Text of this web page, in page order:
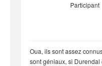
Participant
Oua, ils sont assez
sont géniaux, si Durendal